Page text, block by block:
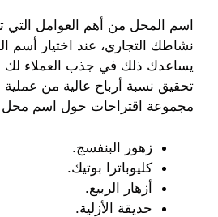
اسم المحل من أهم العوامل
نشاطك التجاري، عند اختيار أسم
يساعدك ذلك في جذب العملاء لك
تحقيق نسبة أرباح عالية من عملية
مجموعة اقتراحات حول اسم محل
زهور البنفسج.
كليوباترا بوتيك.
أزهار الربيع.
حديقة الأزلية.